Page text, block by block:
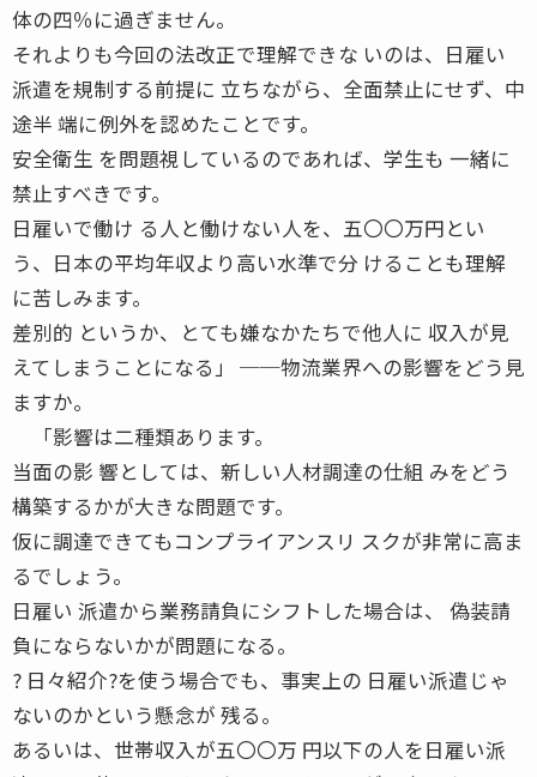
体の四％に過ぎません。
それよりも今回の法改正で理解できな いのは、日雇い
派遣を規制する前提に 立ちながら、全面禁止にせず、中
途半 端に例外を認めたことです。
安全衛生 を問題視しているのであれば、学生も 一緒に
禁止すべきです。
日雇いで働け る人と働けない人を、五〇〇万円とい
う、日本の平均年収より高い水準で分 けることも理解
に苦しみます。
差別的 というか、とても嫌なかたちで他人に 収入が見
えてしまうことになる」 ──物流業界への影響をどう見
ますか。
「影響は二種類あります。
当面の影 響としては、新しい人材調達の仕組 みをどう
構築するかが大きな問題です。
仮に調達できてもコンプライアンスリ スクが非常に高ま
るでしょう。
日雇い 派遣から業務請負にシフトした場合は、 偽装請
負にならないかが問題になる。
? 日々紹介?を使う場合でも、事実上の 日雇い派遣じゃ
ないのかという懸念が 残る。
あるいは、世帯収入が五〇〇万 円以下の人を日雇い派